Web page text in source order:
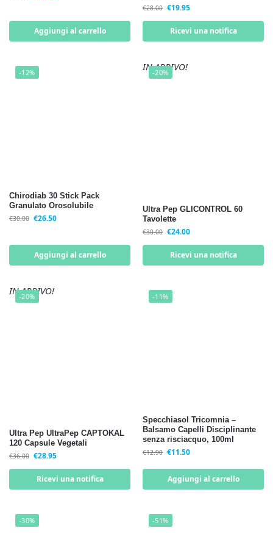
Aggiungi al carrello
€28.00 €19.95
Ricevi una notifica
-12%
Chirodiab 30 Stick Pack
Granulato Orosolubile
€30.00 €26.50
Aggiungi al carrello
-20%
IN ARRIVO!
Ultra Pep GLICONTROL 60
Tavolette
€30.00 €24.00
Ricevi una notifica
-20%
IN ARRIVO!
Ultra Pep UltraPep CAPTOKAL
120 Capsule Vegetali
€36.00 €28.95
Ricevi una notifica
-11%
Specchiasol Tricomnia –
Balsamo Capelli Disciplinante
senza risciacquo, 100ml
€12.90 €11.50
Aggiungi al carrello
-30% -51%